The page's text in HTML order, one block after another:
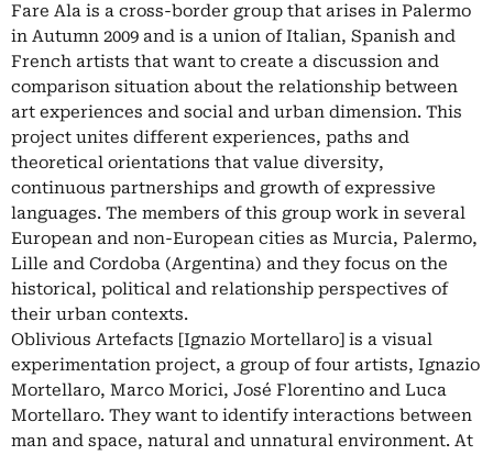
Fare Ala is a cross-border group that arises in Palermo
in Autumn 2009 and is a union of Italian, Spanish and
French artists that want to create a discussion and
comparison situation about the relationship between
art experiences and social and urban dimension. This
project unites different experiences, paths and
theoretical orientations that value diversity,
continuous partnerships and growth of expressive
languages. The members of this group work in several
European and non-European cities as Murcia, Palermo,
Lille and Cordoba (Argentina) and they focus on the
historical, political and relationship perspectives of
their urban contexts.
Oblivious Artefacts [Ignazio Mortellaro] is a visual
experimentation project, a group of four artists, Ignazio
Mortellaro, Marco Morici, José Florentino and Luca
Mortellaro. They want to identify interactions between
man and space, natural and unnatural environment. At